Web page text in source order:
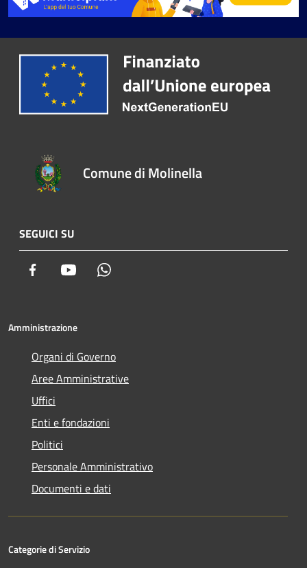
Comune di Molinella
SEGUICI SU
Facebook Youtube
Amministrazione
Organi di Governo
Aree Amministrative
Uffici
Enti e fondazioni
Politici
Personale Amministrativo
Documenti e dati
Categorie di Servizio